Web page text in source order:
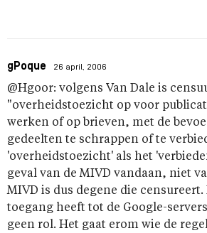
gPoque 26 april, 2006
@Hgoor: volgens Van Dale is
"overheidstoezicht op voor
werken of op brieven, met de
gedeelten te schrappen of te
'overheidstoezicht' als het
geval van de MIVD vandaan, niet
MIVD is dus degene die censureert.
toegang heeft tot de Google-
geen rol. Het gaat erom wie de